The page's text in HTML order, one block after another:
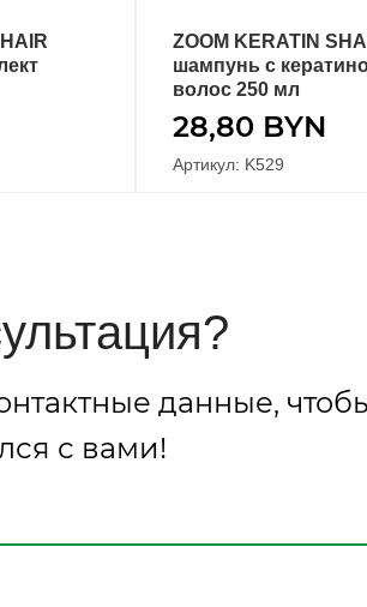
ZOOM KERATIN
шампунь с
волос 250 мл
28,80 BYN
Артикул: K529
данные,
с вами!